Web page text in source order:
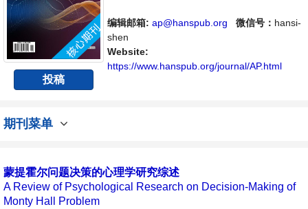
投稿
界范围内的科学家、学者、科研人员提供一个
传播、分享和讨论心理学领域内不同方向问题
与发展的交流平台。
编辑邮箱: ap@hanspub.org 微信号： hansi-
shen
Website:
https://www.hanspub.org/journal/AP.html
期刊菜单
蒙提霍尔问题决策的心理学研究综述
A Review of Psychological Research on Decision-Making of
Monty Hall Problem